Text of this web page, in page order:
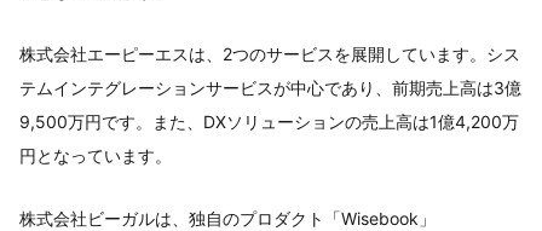
株式会社エーピーエスは、2つのサービスを展開しています。シス
テムインテグレーションサービスが中心であり、前期売上高は3億
9,500万円です。また、DXソリューションの売上高は1億4,200万
円となっています。
株式会社ビーガルは、独自のプロダクト「Wisebook」